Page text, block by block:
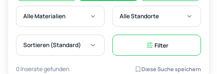
Alle Materialien Alle Standorte
Sortieren (Standard) Filter
0 Inserate gefunden Diese Suche speichern